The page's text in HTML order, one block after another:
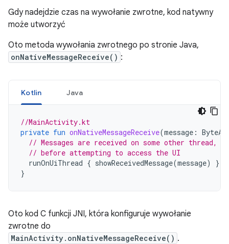
Gdy nadejdzie czas na wywołanie zwrotne, kod natywny
może utworzyć
Oto metoda wywołania zwrotnego po stronie Java,
onNativeMessageReceive() :
Kotlin Java
//MainActivity.kt
private fun onNativeMessageReceive(message :
// Messages are received on some other thread,
// before attempting to access the UI
runOnUiThread { showReceivedMessage(message)
}
}
Oto kod C funkcji JNI, która konfiguruje wywołanie
zwrotne do
MainActivity.onNativeMessageReceive() .